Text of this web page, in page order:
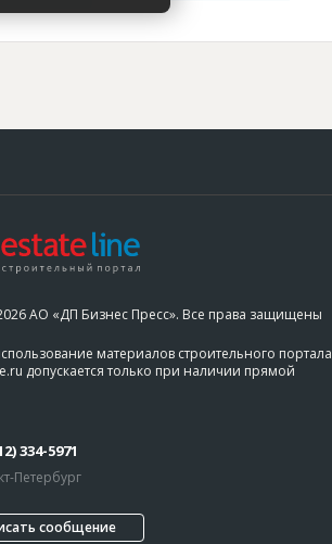
АО «ДП Бизнес Пресс». Все права защищены
материалов строительного портала
допускается только при наличии прямой
334-5971
Петербург
сообщение